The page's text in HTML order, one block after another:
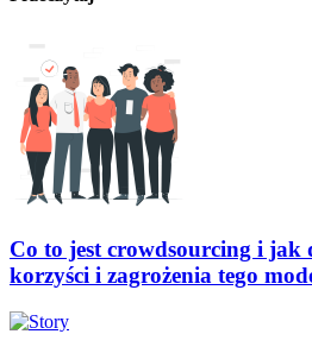
Co to jest crowdsourcing i jak
korzyści i zagrożenia tego